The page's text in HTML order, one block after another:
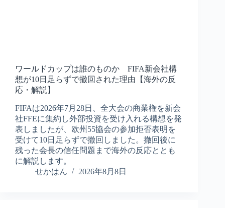
ワールドカップは誰のものか FIFA新会社構
想が10日足らずで撤回された理由【海外の反
応・解説】
FIFAは2026年7月28日、全大会の商業権を新会
社FFEに集約し外部投資を受け入れる構想を発
表しましたが、欧州55協会の参加拒否表明を
受けて10日足らずで撤回しました。撤回後に
残った会長の信任問題まで海外の反応ととも
に解説します。
せかはん
2026年8月8日